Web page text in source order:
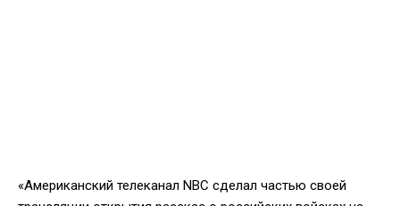
«Американский телеканал NBC сделал частью своей